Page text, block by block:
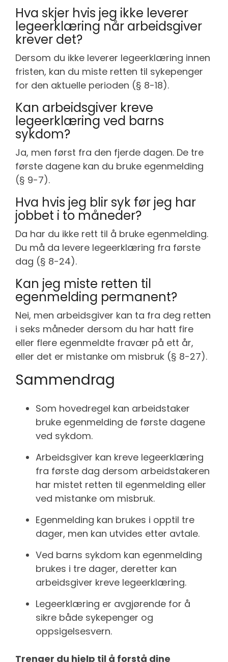
Hva skjer hvis jeg ikke leverer
legeerklæring når arbeidsgiver
krever det?
Dersom du ikke leverer legeerklæring innen
fristen, kan du miste retten til sykepenger
for den aktuelle perioden (§ 8-18).
Kan arbeidsgiver kreve
legeerklæring ved barns
sykdom?
Ja, men først fra den fjerde dagen. De tre
første dagene kan du bruke egenmelding
(§ 9-7).
Hva hvis jeg blir syk før jeg har
jobbet i to måneder?
Da har du ikke rett til å bruke egenmelding.
Du må da levere legeerklæring fra første
dag (§ 8-24).
Kan jeg miste retten til
egenmelding permanent?
Nei, men arbeidsgiver kan ta fra deg retten
i seks måneder dersom du har hatt fire
eller flere egenmeldte fravær på ett år,
eller det er mistanke om misbruk (§ 8-27).
Sammendrag
Som hovedregel kan arbeidstaker
bruke egenmelding de første dagene
ved sykdom.
Arbeidsgiver kan kreve legeerklæring
fra første dag dersom arbeidstakeren
har mistet retten til egenmelding eller
ved mistanke om misbruk.
Egenmelding kan brukes i opptil tre
dager, men kan utvides etter avtale.
Ved barns sykdom kan egenmelding
brukes i tre dager, deretter kan
arbeidsgiver kreve legeerklæring.
Legeerklæring er avgjørende for å
sikre både sykepenger og
oppsigelsesvern.
Trenger du hjelp til å forstå dine